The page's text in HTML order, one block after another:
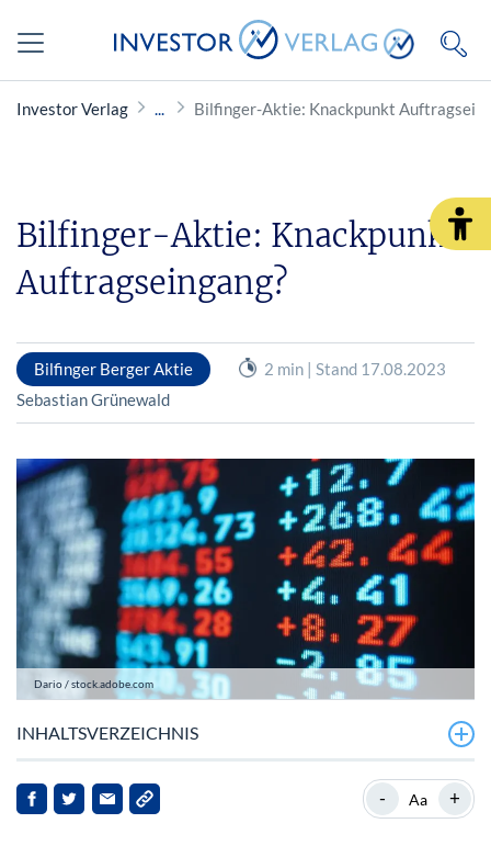
Investor Verlag Bilfinger-Aktie: Knackpunkt
Bilfinger-Aktie: Knackpunkt
Auftragseingang?
Bilfinger Berger Aktie
2 min | Stand 17.08.2023
Sebastian Grünewald
Dario / stock.adobe.com
INHALTSVERZEICHNIS
Bilfinger präsentiert gute Quartalszahlen
- Aa +